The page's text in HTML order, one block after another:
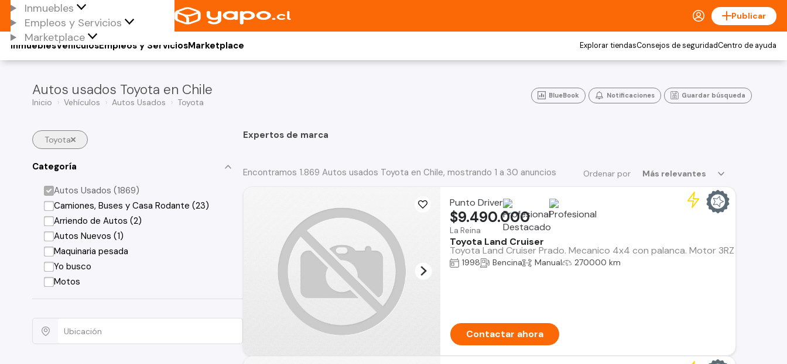
Inmuebles
Empleos y Servicios
Marketplace
Publicar
Vehículos
Inmuebles Empleos y ServiciosMarketplace Explorar tiendasConsejos de seguridadCentro de ayuda
Autos usados Toyota en Chile
Inicio Vehículos Autos Usados Toyota
BlueBook Notificaciones Guardar búsqueda
Toyota
Categoría
Autos Usados (1869)
Camiones, Buses y Casa Rodante (23)
Arriendo de Autos (2)
Autos Nuevos (1)
Maquinaria pesada
Yo busco
Motos
Expertos de marca
Ordenar por Más relevantes
Encontramos 1.869 Autos usados Toyota en Chile, mostrando 1 a 30 anuncios
Punto Driver
La Reina
Toyota Land Cruiser
Toyota Land Cruiser Prado. Mecanico 4x4 con palanca. Motor 3RZ 2.7
$9.490.000
1998 Bencina Manual 270000 km
Contactar ahora